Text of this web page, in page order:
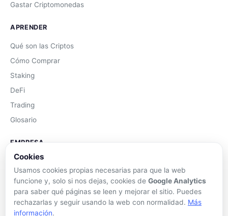
Gastar Criptomonedas
APRENDER
Qué son las Criptos
Cómo Comprar
Staking
DeFi
Trading
Glosario
EMPRESA
Sobre Nosotros
Cómo nos financiamos
Aviso Legal
Privacidad
Cookies
Usamos cookies propias necesarias para que la web
funcione y, solo si nos dejas, cookies de Google Analytics
para saber qué páginas se leen y mejorar el sitio. Puedes
rechazarlas y seguir usando la web con normalidad. Más
información.